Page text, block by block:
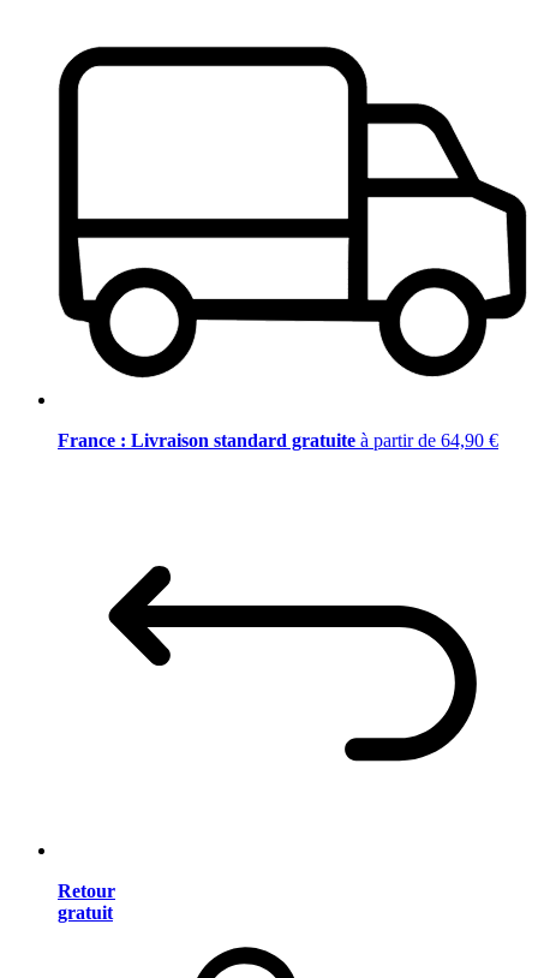
France : Livraison standard gratuite à partir de 64,90 €
Retour
gratuit